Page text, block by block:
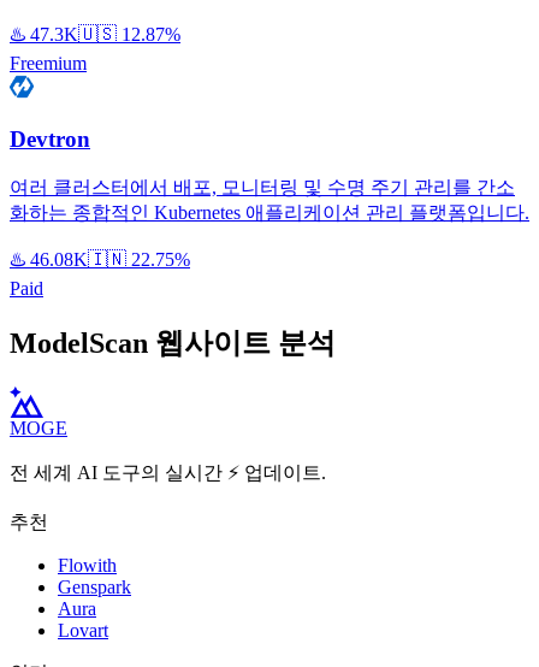
♨️ 47.3K🇺🇸 12.87%
Freemium
Devtron
여러 클러스터에서 배포, 모니터링 및 수명 주기 관리를 간소
화하는 종합적인 Kubernetes 애플리케이션 관리 플랫폼입니다.
♨️ 46.08K🇮🇳 22.75%
Paid
ModelScan 웹사이트 분석
MOGE
전 세계 AI 도구의 실시간 ⚡️ 업데이트.
추천
Flowith
Genspark
Aura
Lovart